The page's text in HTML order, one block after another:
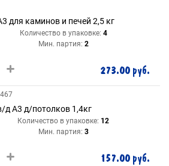
для каминов и печей 2,5 кг
Количество в упаковке: 4
Мин. партия: 2
273.00 руб.
д А3 д/потолков 1,4кг
Количество в упаковке: 12
Мин. партия: 3
157.00 руб.